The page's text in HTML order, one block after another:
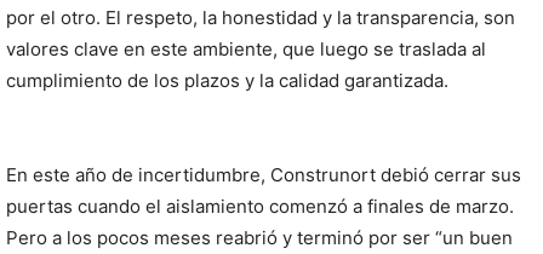
por el otro. El respeto, la honestidad y la transparencia, son
valores clave en este ambiente, que luego se traslada al
cumplimiento de los plazos y la calidad garantizada.
En este año de incertidumbre, Construnort debió cerrar sus
puertas cuando el aislamiento comenzó a finales de marzo.
Pero a los pocos meses reabrió y terminó por ser “un buen